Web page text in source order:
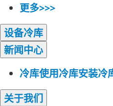
更多>>>
设备冷库
新闻中心
冷库使用冷库安装冷
关于我们